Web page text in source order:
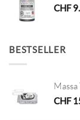
CHF
BESTSELLER
CHF